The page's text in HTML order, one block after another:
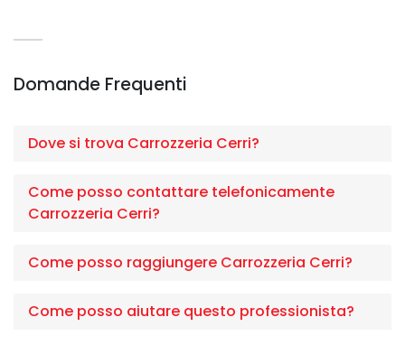
Domande Frequenti
Dove si trova Carrozzeria Cerri?
Come posso contattare telefonicamente
Carrozzeria Cerri?
Come posso raggiungere Carrozzeria Cerri?
Come posso aiutare questo professionista?